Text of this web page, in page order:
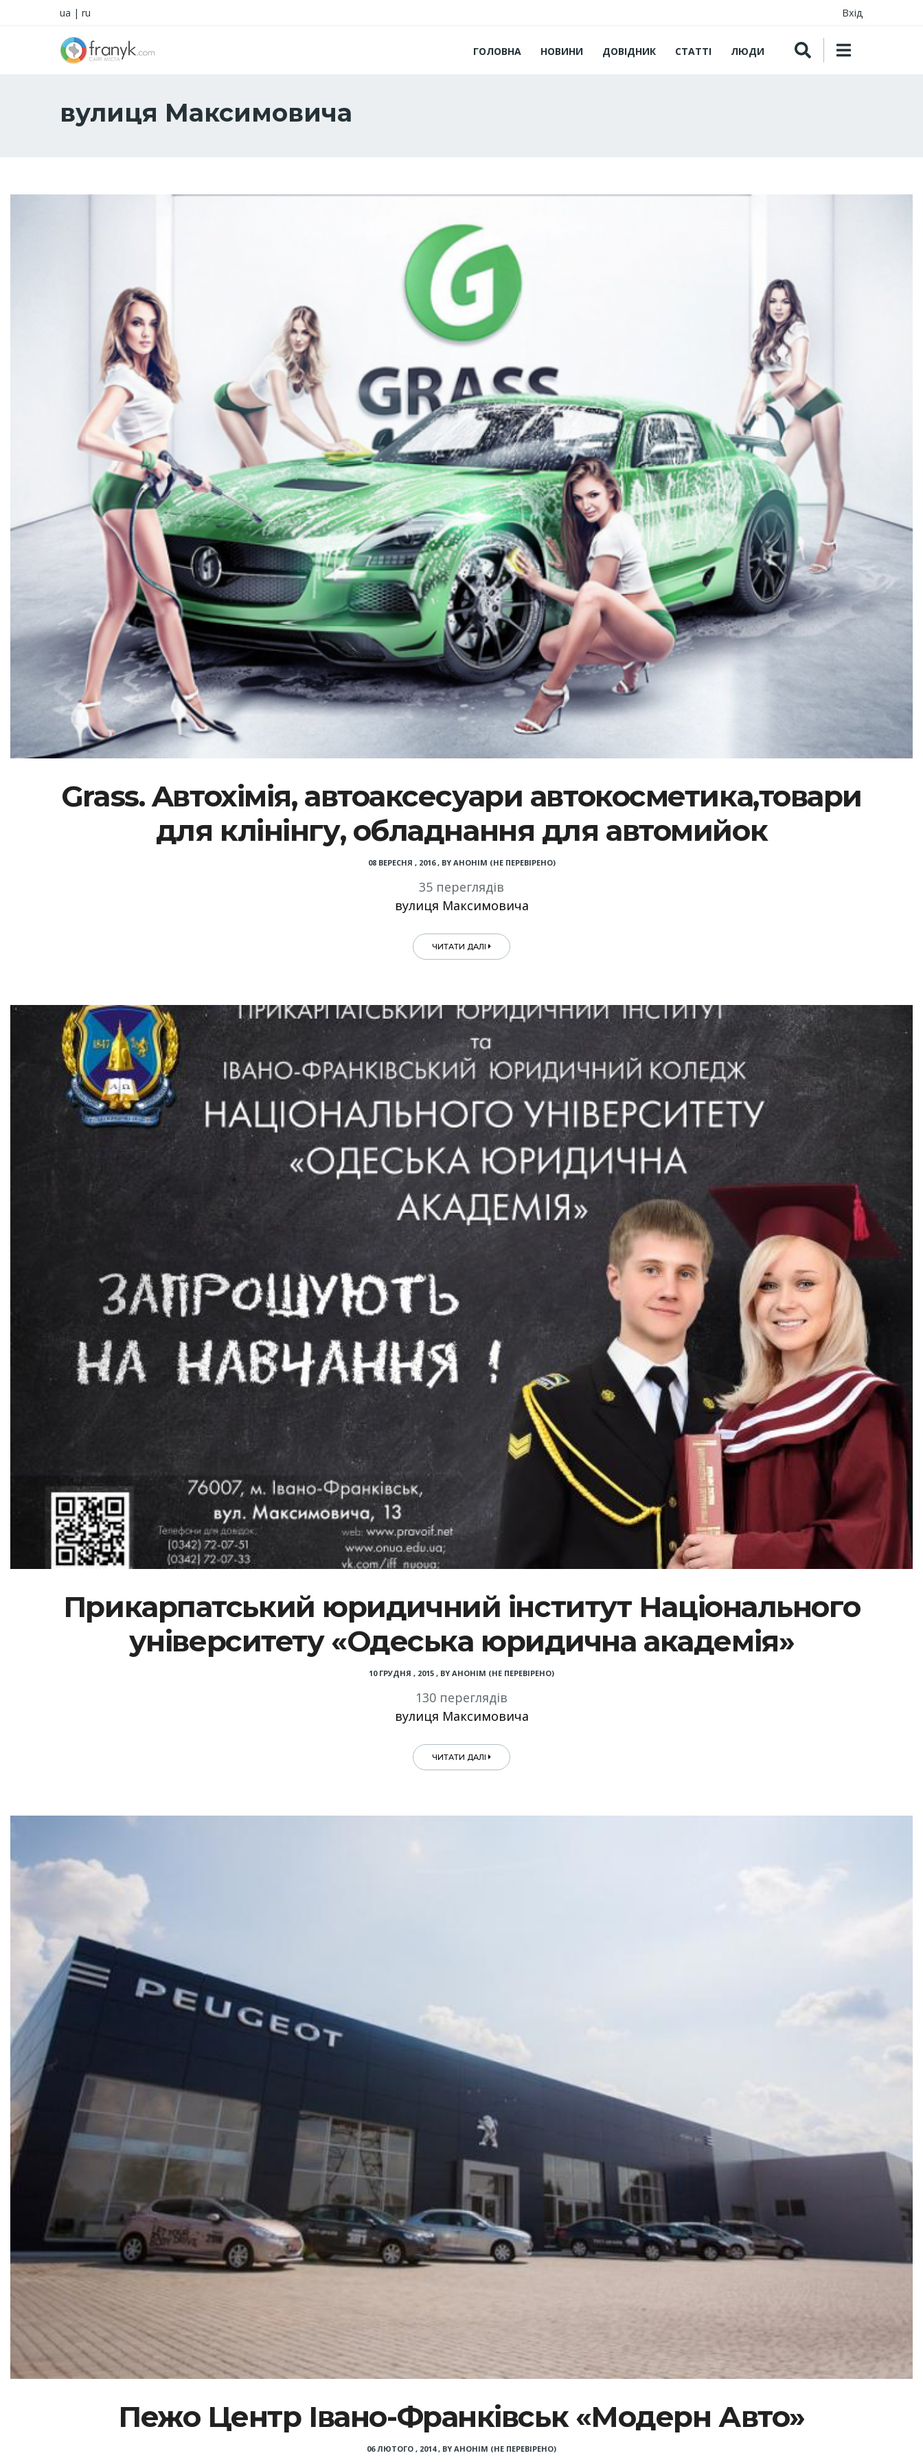
ua | ru Вхід
ГОЛОВНА НОВИНИ ДОВІДНИК СТАТТІ ЛЮДИ
вулиця Максимовича
Grass. Aвтохімія, автоаксесуари автокосметика,товари
для клінінгу, обладнання для автомийок
08 ВЕРЕСНЯ , 2016, BY АНОНІМ (НЕ ПЕРЕВІРЕНО)
35 переглядів
вулиця Максимовича
ЧИТАТИ ДАЛІ
Прикарпатський юридичний інститут Національного
університету «Одеська юридична академія»
10 ГРУДНЯ , 2015 , BY АНОНІМ (НЕ ПЕРЕВІРЕНО)
130 переглядів
вулиця Максимовича
ЧИТАТИ ДАЛІ
Пежо Центр Івано-Франківськ «Модерн Авто»
06 ЛЮТОГО , 2014, BY АНОНІМ (НЕ ПЕРЕВІРЕНО)